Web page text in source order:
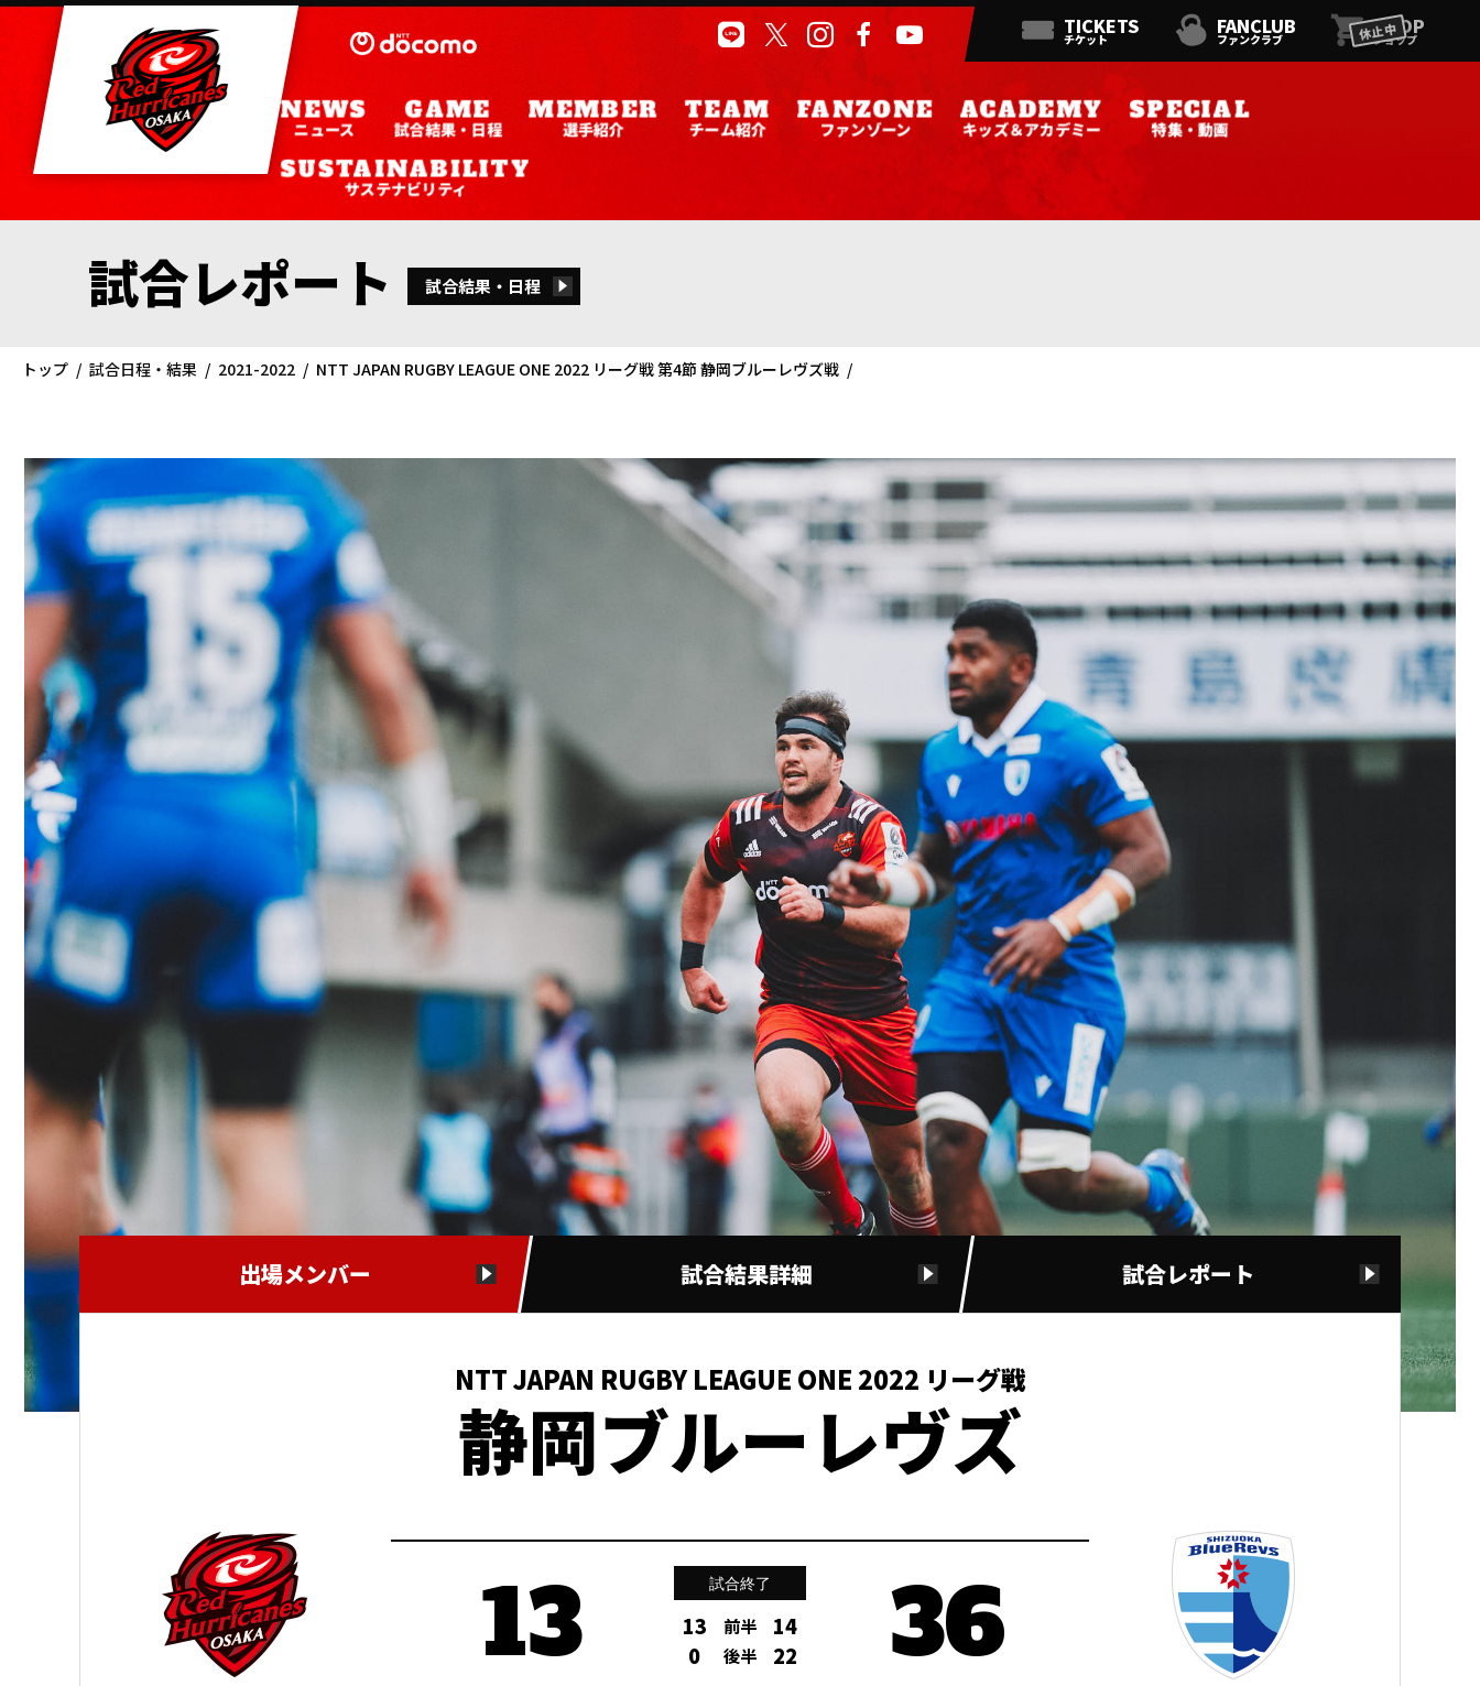
ニュース 試合結果・日程 選手紹介 チーム紹介 ファンゾーン キッズ＆アカデミー 特集・動画
サステナビリティ
TICKETS
チケット
FANCLUB
ファンクラブ
SHOP
ショップ
休止中
試合レポート 試合結果・日程
トップ 試合日程・結果 2021-2022 NTT JAPAN RUGBY LEAGUE ONE 2022 リーグ戦 第4節 静岡ブルーレヴズ戦
出場メンバー 試合結果詳細 試合レポート
NTT JAPAN RUGBY LEAGUE ONE 2022 リーグ戦
静岡ブルーレヴズ
13 試合終了
13 前半
14
0
後半 22 36